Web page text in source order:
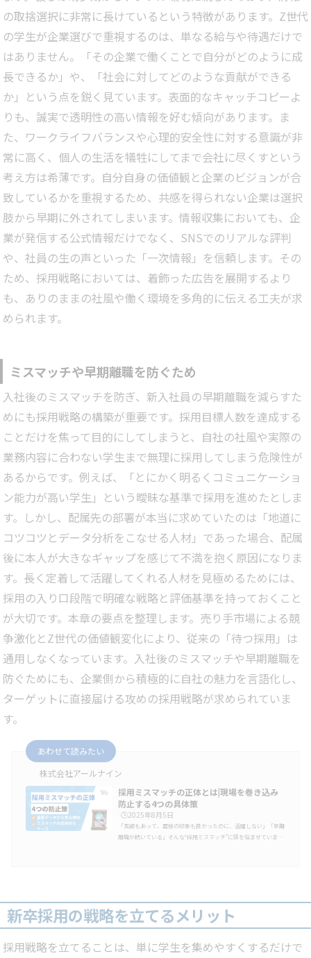
の取捨選択に非常に長けているという特徴があります。Z世代
の学生が企業選びで重視するのは、単なる給与や待遇だけで
はありません。「その企業で働くことで自分がどのように成
長できるか」や、「社会に対してどのような貢献ができる
か」という点を鋭く見ています。表面的なキャッチコピーよ
りも、誠実で透明性の高い情報を好む傾向があります。ま
た、ワークライフバランスや心理的安全性に対する意識が非
常に高く、個人の生活を犠牲にしてまで会社に尽くすという
考え方は希薄です。自分自身の価値観と企業のビジョンが合
致しているかを重視するため、共感を得られない企業は選択
肢から早期に外されてしまいます。情報収集においても、企
業が発信する公式情報だけでなく、SNSでのリアルな評判
や、社員の生の声といった「一次情報」を信頼します。その
ため、採用戦略においては、着飾った広告を展開するより
も、ありのままの社風や働く環境を多角的に伝える工夫が求
められます。
ミスマッチや早期離職を防ぐため
入社後のミスマッチを防ぎ、新入社員の早期離職を減らすた
めにも採用戦略の構築が重要です。採用目標人数を達成する
ことだけを焦って目的にしてしまうと、自社の社風や実際の
業務内容に合わない学生まで無理に採用してしまう危険性が
あるからです。例えば、「とにかく明るくコミュニケーショ
ン能力が高い学生」という曖昧な基準で採用を進めたとしま
す。しかし、配属先の部署が本当に求めていたのは「地道に
コツコツとデータ分析をこなせる人材」であった場合、配属
後に本人が大きなギャップを感じて不満を抱く原因になりま
す。長く定着して活躍してくれる人材を見極めるためには、
採用の入り口段階で明確な戦略と評価基準を持っておくこと
が大切です。本章の要点を整理します。売り手市場による競
争激化とZ世代の価値観変化により、従来の「待つ採用」は
通用しなくなっています。入社後のミスマッチや早期離職を
防ぐためにも、企業側から積極的に自社の魅力を言語化し、
ターゲットに直接届ける攻めの採用戦略が求められていま
す。
あわせて読みたい
株式会社アールナイン
採用ミスマッチの正体とは|現場を巻き込み
防止する4つの具体策
🕒️2025年8月5日
「実績もあって、面接の印象も良かったのに、活躍しない」「早期
離職が続いている」そんな“採用ミスマッチ”に頭を悩ませていませ
り違った…」を防ぎたい面接で“自社に合う人”を正確に見極めたい
そんな方は、ぜひ最後ま…
新卒採用の戦略を立てるメリット
採用戦略を立てることは、単に学生を集めやすくするだけで